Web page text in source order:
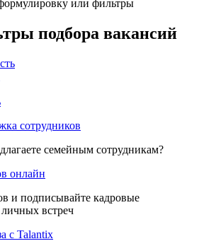
или фильтры
подбора вакансий
сотрудников
семейным сотрудникам?
онлайн
и подписывайте кадровые
встреч
с Talantix